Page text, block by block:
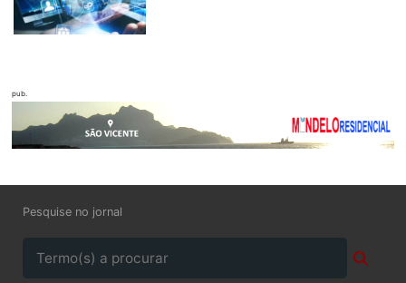
pub.
Pesquise no jornal